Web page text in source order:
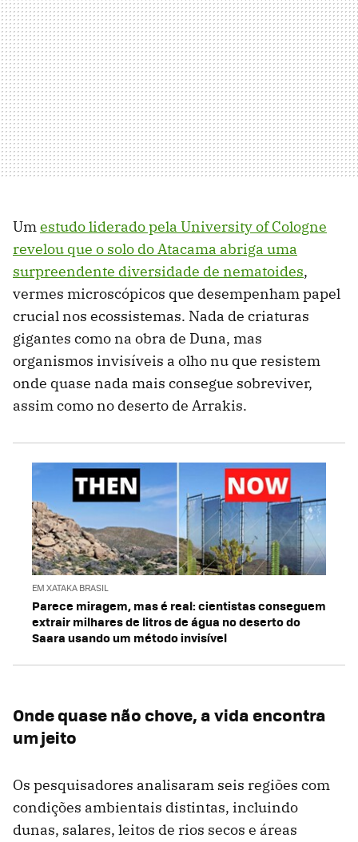
Umestudo liderado pela University of Cologne
revelou que o solo do Atacama abriga uma
surpreendente diversidade de nematoides,
vermes microscópicos que desempenham papel
crucial nos ecossistemas. Nada de criaturas
gigantes como na obra de Duna, mas
organismos invisíveis a olho nu que resistem
onde quase nada mais consegue sobreviver,
assim como no deserto de Arrakis.
EM XATAKA BRASIL
Parece miragem, mas é real: cientistas conseguem
extrair milhares de litros de água no deserto do
Saara usando um método invisível
Onde quase não chove, a vida encontra
um jeito
Os pesquisadores analisaram seis regiões com
condições ambientais distintas, incluindo
dunas, salares, leitos de rios secos e áreas